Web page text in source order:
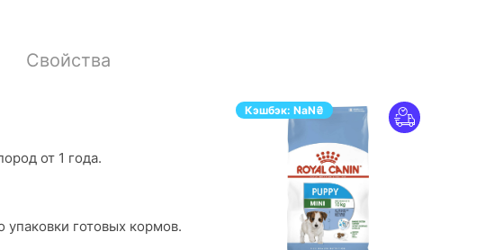
Свойства
от 1 года.
упаковки готовых кормов.
Кэшбэк: NaN₴
ПЕРЕЙТИ